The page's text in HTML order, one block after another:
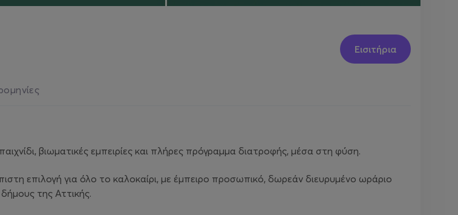
Εισιτήρια
βιωματικές εμπειρίες και πλήρες πρόγραμμα διατροφής, μέσα στη φύση.
επιλογή για όλο το καλοκαίρι, με έμπειρο προσωπικό, δωρεάν διευρυμένο ωράριο
της Αττικής.